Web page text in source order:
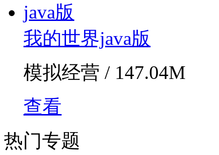
我的世界java版
模拟经营 / 147.04M
查看
热门专题